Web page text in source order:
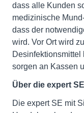
dass alle Kunden
medizinische
dass der
wird. Vor Ort wird
sorgen an Kassen
Über die expert SE
Die expert SE mit